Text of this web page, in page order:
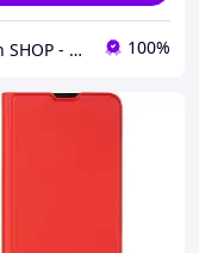
Banan SHOP - зачохли і захисти свій телефон 100%